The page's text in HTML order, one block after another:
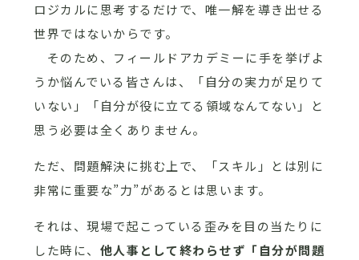
ロジカルに思考するだけで、唯一解を導き出せる
世界ではないからです。
そのため、フィールドアカデミーに手を挙げよ
うか悩んでいる皆さんは、「自分の実力が足りて
いない」「自分が役に立てる領域なんてない」と
思う必要は全くありません。
ただ、問題解決に挑む上で、「スキル」とは別に
非常に重要な”力”があるとは思います。
それは、現場で起こっている歪みを目の当たりに
した時に、 他人事として終わらせず「自分が問題